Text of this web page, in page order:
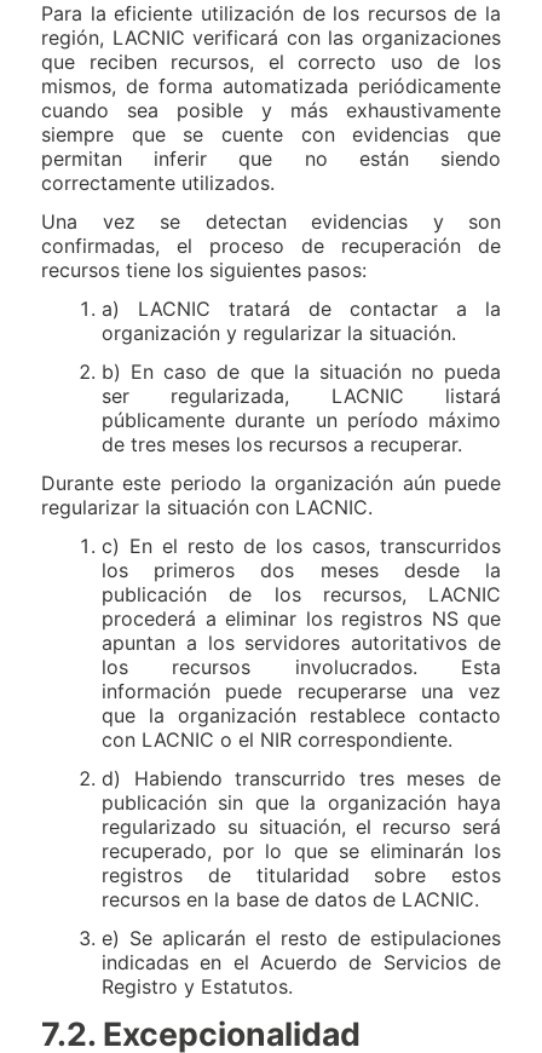
Para la eficiente utilización de los recursos de la
región, LACNIC verificará con las organizaciones
que reciben recursos, el correcto uso de los
mismos, de forma automatizada periódicamente
cuando sea posible y más exhaustivamente
siempre que se cuente con evidencias que
permitan inferir que no están siendo
correctamente utilizados.
Una vez se detectan evidencias y son
confirmadas, el proceso de recuperación de
recursos tiene los siguientes pasos:
a) LACNIC tratará de contactar a la
organización y regularizar la situación.
b) En caso de que la situación no pueda
ser regularizada, LACNIC listará
públicamente durante un período máximo
de tres meses los recursos a recuperar.
Durante este periodo la organización aún puede
regularizar la situación con LACNIC.
c) En el resto de los casos, transcurridos
los primeros dos meses desde la
publicación de los recursos, LACNIC
procederá a eliminar los registros NS que
apuntan a los servidores autoritativos de
los recursos involucrados. Esta
información puede recuperarse una vez
que la organización restablece contacto
con LACNIC o el NIR correspondiente.
d) Habiendo transcurrido tres meses de
publicación sin que la organización haya
regularizado su situación, el recurso será
recuperado, por lo que se eliminarán los
registros de titularidad sobre estos
recursos en la base de datos de LACNIC.
e) Se aplicarán el resto de estipulaciones
indicadas en el Acuerdo de Servicios de
Registro y Estatutos.
7.2. Excepcionalidad